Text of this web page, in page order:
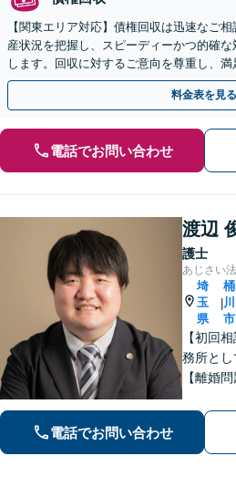
【関東エリア対応】債権回収は迅速なご
産状況を把握し、スピーディーかつ的確
します。回収に対するご意向を尊重し、
す【休日・夜間相談対応】
料金表を見る
電話でお問い合わせ
渡辺
護士
あじさい
埼
玉
県
|
桶
川
市
【初回
務所とし
【離婚
イス【
な対応
川駅6分
電話でお問い合わせ